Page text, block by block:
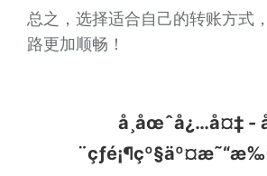
总之，选择适合自己的转账方式
路更加顺畅！